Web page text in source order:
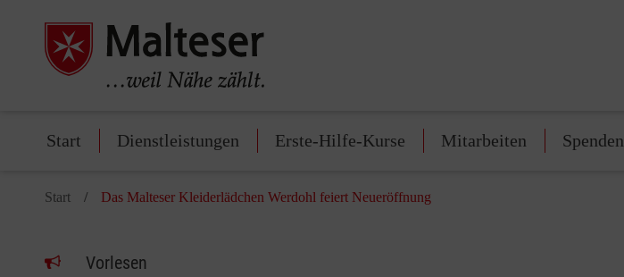
Start Dienstleistungen Erste-Hilfe-Kurse Mitarbeiten Spenden
Start Das Malteser Kleiderlädchen Werdohl feiert Neueröffnung
Vorlesen